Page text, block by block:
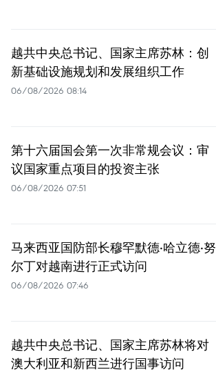
越共中央总书记、国家主席苏林：创
新基础设施规划和发展组织工作
06/08/2026 08:14
第十六届国会第一次非常规会议：审
议国家重点项目的投资主张
06/08/2026 07:51
马来西亚国防部长穆罕默德·哈立德·努
尔丁对越南进行正式访问
06/08/2026 07:46
越共中央总书记、国家主席苏林将对
澳大利亚和新西兰进行国事访问